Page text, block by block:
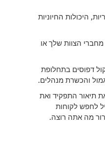
היכולות החיוניות
הצוות שלך או
דפוסים בתחלופת
והכשרת מנהלים.
תיאור התפקיד ואת
לחפש לקוחות
מה אתה רוצה.